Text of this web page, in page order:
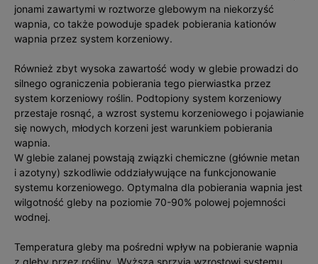
jonami zawartymi w roztworze glebowym na niekorzyść
wapnia, co także powoduje spadek pobierania kationów
wapnia przez system korzeniowy.
Również zbyt wysoka zawartość wody w glebie prowadzi do
silnego ograniczenia pobierania tego pierwiastka przez
system korzeniowy roślin. Podtopiony system korzeniowy
przestaje rosnąć, a wzrost systemu korzeniowego i pojawianie
się nowych, młodych korzeni jest warunkiem pobierania
wapnia.
W glebie zalanej powstają związki chemiczne (głównie metan
i azotyny) szkodliwie oddziaływujące na funkcjonowanie
systemu korzeniowego. Optymalna dla pobierania wapnia jest
wilgotność gleby na poziomie 70-90% polowej pojemności
wodnej.
Temperatura gleby ma pośredni wpływ na pobieranie wapnia
z gleby przez rośliny. Wyższa sprzyja wzrostowi systemu